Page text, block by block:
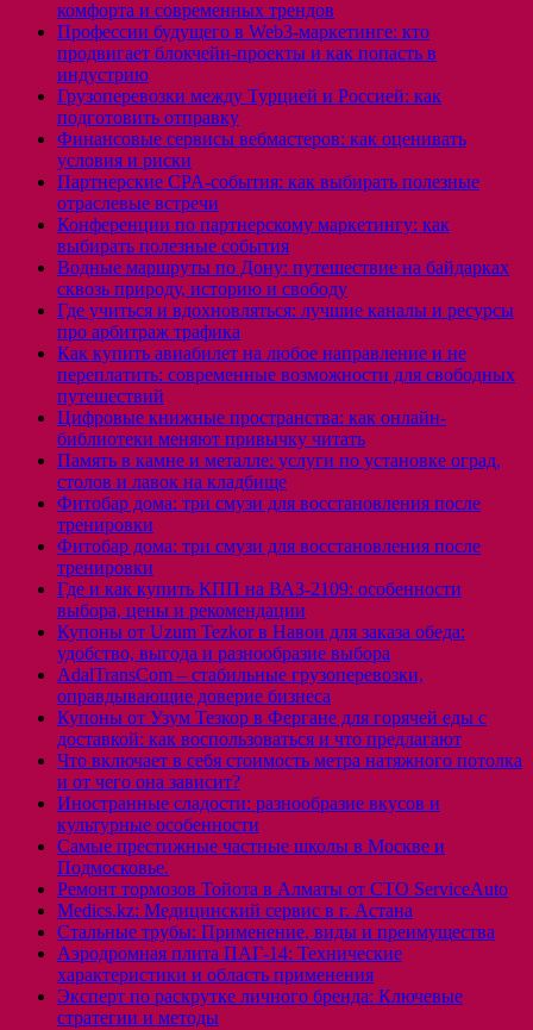
комфорта и современных трендов
Профессии будущего в Web3-маркетинге: кто
продвигает блокчейн-проекты и как попасть в
индустрию
Грузоперевозки между Турцией и Россией: как
подготовить отправку
Финансовые сервисы вебмастеров: как оценивать
условия и риски
Партнерские CPA-события: как выбирать полезные
отраслевые встречи
Конференции по партнерскому маркетингу: как
выбирать полезные события
Водные маршруты по Дону: путешествие на байдарках
сквозь природу, историю и свободу
Где учиться и вдохновляться: лучшие каналы и ресурсы
про арбитраж трафика
Как купить авиабилет на любое направление и не
переплатить: современные возможности для свободных
путешествий
Цифровые книжные пространства: как онлайн-
библиотеки меняют привычку читать
Память в камне и металле: услуги по установке оград,
столов и лавок на кладбище
Фитобар дома: три смузи для восстановления после
тренировки
Фитобар дома: три смузи для восстановления после
тренировки
Где и как купить КПП на ВАЗ-2109: особенности
выбора, цены и рекомендации
Купоны от Uzum Tezkor в Навои для заказа обеда:
удобство, выгода и разнообразие выбора
AdalTransCom – стабильные грузоперевозки,
оправдывающие доверие бизнеса
Купоны от Узум Тезкор в Фергане для горячей еды с
доставкой: как воспользоваться и что предлагают
Что включает в себя стоимость метра натяжного потолка
и от чего она зависит?
Иностранные сладости: разнообразие вкусов и
культурные особенности
Самые престижные частные школы в Москве и
Подмосковье.
Ремонт тормозов Тойота в Алматы от СТО ServiceAuto
Medics.kz: Медицинский сервис в г. Астана
Стальные трубы: Применение, виды и преимущества
Аэродромная плита ПАГ-14: Технические
характеристики и область применения
Эксперт по раскрутке личного бренда: Ключевые
стратегии и методы